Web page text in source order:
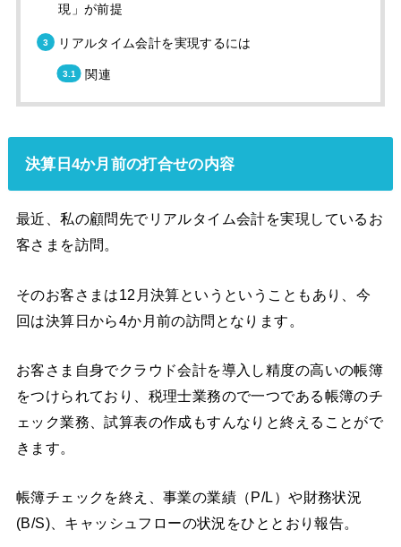
現」が前提
リアルタイム会計を実現するには
関連
決算日4か月前の打合せの内容
最近、私の顧問先でリアルタイム会計を実現しているお
客さまを訪問。
そのお客さまは12月決算というということもあり、今
回は決算日から4か月前の訪問となります。
お客さま自身でクラウド会計を導入し精度の高いの帳簿
をつけられており、税理士業務ので一つである帳簿のチ
ェック業務、試算表の作成もすんなりと終えることがで
きます。
帳簿チェックを終え、事業の業績（P/L）や財務状況
(B/S)、キャッシュフローの状況をひととおり報告。